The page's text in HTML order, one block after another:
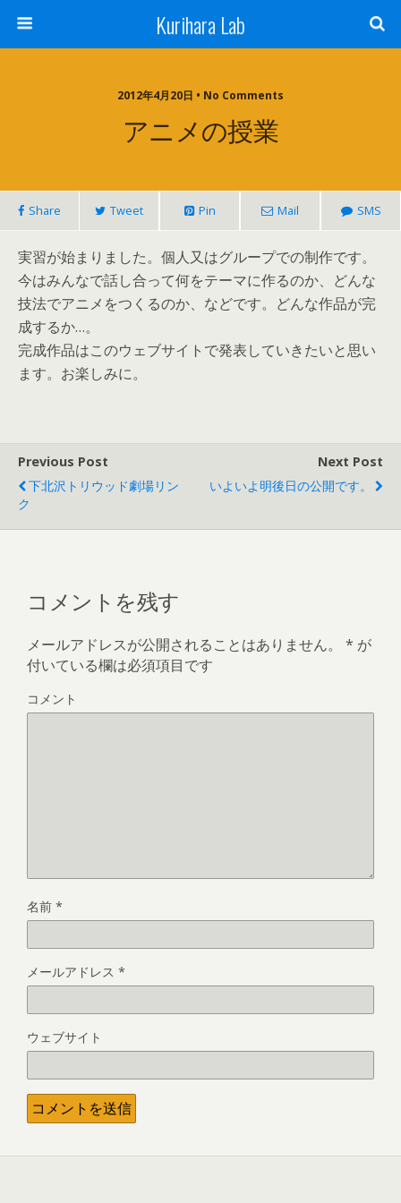
Kurihara Lab
2012年4月20日 • No Comments
アニメの授業
Share Tweet Pin Mail SMS
実習が始まりました。個人又はグループでの制作です。
今はみんなで話し合って何をテーマに作るのか、どんな
技法でアニメをつくるのか、などです。どんな作品が完
成するか…。
完成作品はこのウェブサイトで発表していきたいと思い
ます。お楽しみに。
Previous Post
下北沢トリウッド劇場リン
ク
Next Post
いよいよ明後日の公開です。
コメントを残す
メールアドレスが公開されることはありません。 * が
付いている欄は必須項目です
コメント
名前 *
メールアドレス *
ウェブサイト